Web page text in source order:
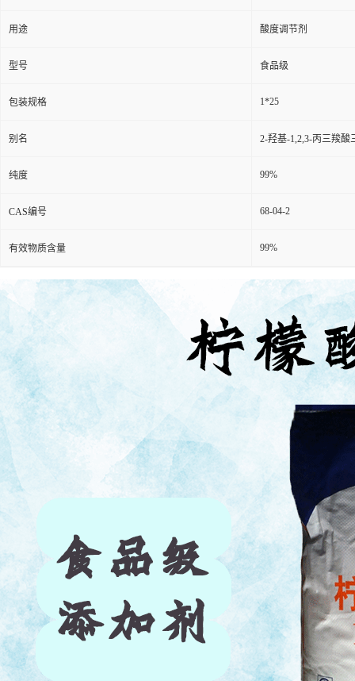
用途 酸度调节剂
型号 食品级
包装规格 1*25
别名 2-羟基-1,2,3-丙三羧酸
纯度 99%
CAS编号 68-04-2
有效物质含量 99%